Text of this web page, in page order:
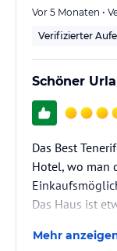
Vor 5 Monaten •
Verifizierter
Schöner
Das Best
Hotel, wo man
Das Haus ist
Mehr